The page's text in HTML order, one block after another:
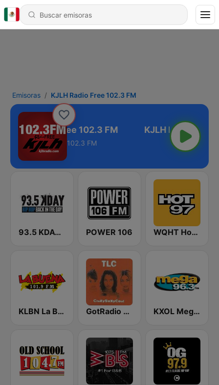
Emisoras KJLH Radio Free 102.3 FM
KJLH Radio Free 102.3 FM
102.3 FM
93.5 KDAY FM POWER 106 WQHT Hot 97 FM
KLBN La Buena 101.9 FM GotRadio - Throwback Jamz KXOL Mega 96.3 FM